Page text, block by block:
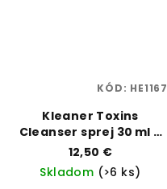
Kleaner Toxins
Cleanser sprej 30 ml –
ústna hygiena &
pokožka | Kleaner |
Vaporama
12,50 €
Skladom (>6 ks)
KÓD: HE1167